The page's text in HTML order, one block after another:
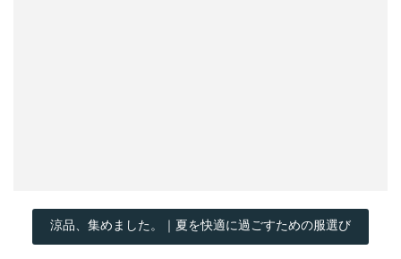
涼品、集めました。｜夏を快適に過ごすための服選び